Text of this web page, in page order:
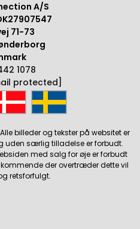
A/S
71-73
1078
protected]
billeder og tekster på websitet er
uden særlig tilladelse er forbudt.
med salg for øje er forbudt
der overtræder dette vil
retsforfulgt.